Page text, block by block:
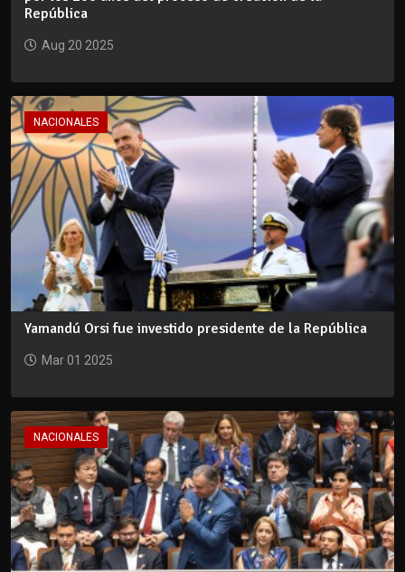
República
Aug 20 2025
NACIONALES
Yamandú Orsi fue investido presidente de la República
Mar 01 2025
NACIONALES